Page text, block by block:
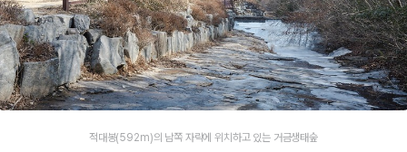
적대봉(592m)의 남쪽 자락에 위치하고 있는 거금생태숲